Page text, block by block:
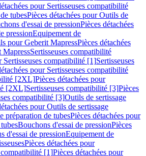
pour Sertisseuses compatibilité
tubesPièces détachées pour Outils de
d'essai de pressionPièces détachées
pressionEquipement de
pour Geberit MapressPièces détachées
MapressSertisseuses compatibilité
Sertisseuses compatibilité [1]Sertisseuses
pour Sertisseuses compatibilité
[2XL]Pièces détachées pour
[2XL]Sertisseuses compatibilité [3]Pièces
compatibilité [3]Outils de sertissage
pour Outils de sertissage
préparation de tubesPièces détachées pour
Bouchons d'essai de pressionPièces
d'essai de pressionEquipement de
Pièces détachées pour
compatibilité [1]Pièces détachées pour